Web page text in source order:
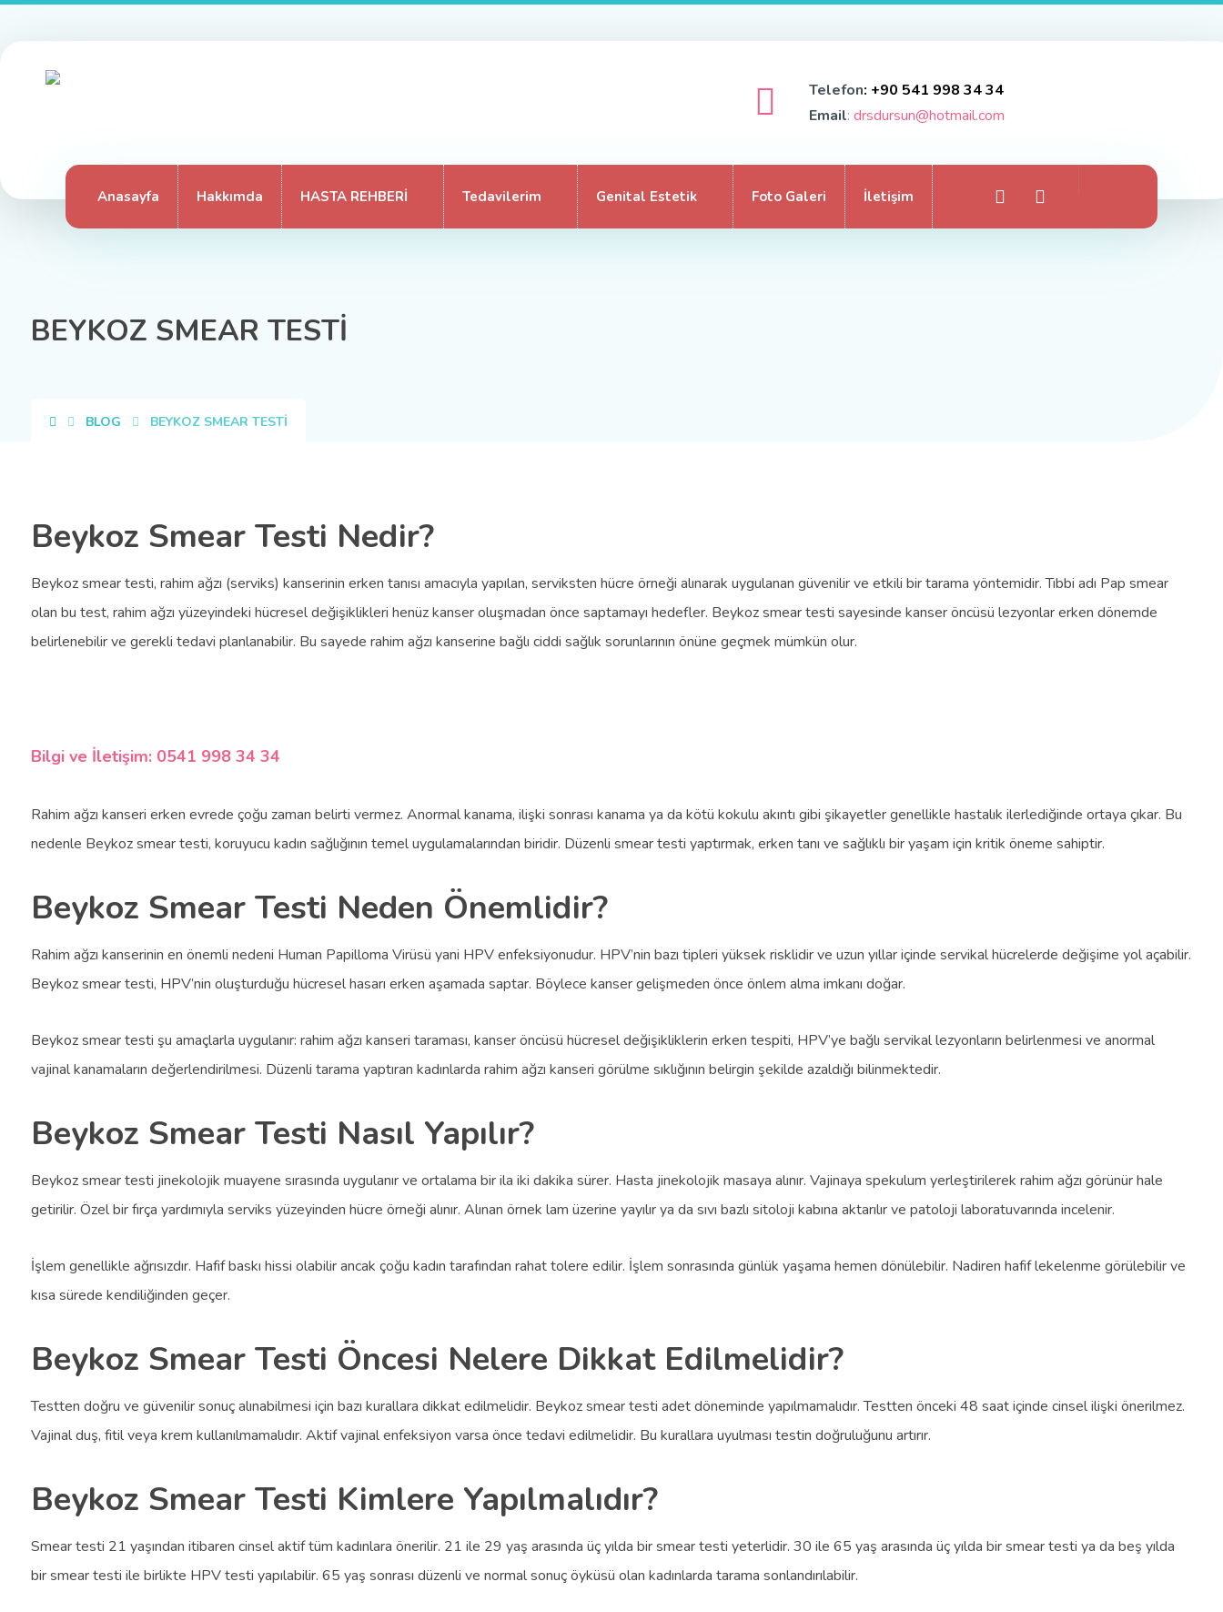
Telefon: +90 541 998 34 34
Email: drsdursun@hotmail.com
Anasayfa Hakkımda HASTA REHBERİ Tedavilerim Genital Estetik Foto Galeri İletişim
BEYKOZ SMEAR TESTİ
BLOG BEYKOZ SMEAR TESTİ
Beykoz Smear Testi Nedir?
Beykoz smear testi, rahim ağzı (serviks) kanserinin erken tanısı amacıyla yapılan, serviksten hücre örneği alınarak uygulanan güvenilir ve etkili bir tarama yöntemidir. Tıbbi adı Pap smear
olan bu test, rahim ağzı yüzeyindeki hücresel değişiklikleri henüz kanser oluşmadan önce saptamayı hedefler. Beykoz smear testi sayesinde kanser öncüsü lezyonlar erken dönemde
belirlenebilir ve gerekli tedavi planlanabilir. Bu sayede rahim ağzı kanserine bağlı ciddi sağlık sorunlarının önüne geçmek mümkün olur.
Bilgi ve İletişim: 0541 998 34 34
Rahim ağzı kanseri erken evrede çoğu zaman belirti vermez. Anormal kanama, ilişki sonrası kanama ya da kötü kokulu akıntı gibi şikayetler genellikle hastalık ilerlediğinde ortaya çıkar. Bu
nedenle Beykoz smear testi, koruyucu kadın sağlığının temel uygulamalarından biridir. Düzenli smear testi yaptırmak, erken tanı ve sağlıklı bir yaşam için kritik öneme sahiptir.
Beykoz Smear Testi Neden Önemlidir?
Rahim ağzı kanserinin en önemli nedeni Human Papilloma Virüsü yani HPV enfeksiyonudur. HPV’nin bazı tipleri yüksek risklidir ve uzun yıllar içinde servikal hücrelerde değişime yol açabilir.
Beykoz smear testi, HPV’nin oluşturduğu hücresel hasarı erken aşamada saptar. Böylece kanser gelişmeden önce önlem alma imkanı doğar.
Beykoz smear testi şu amaçlarla uygulanır: rahim ağzı kanseri taraması, kanser öncüsü hücresel değişikliklerin erken tespiti, HPV’ye bağlı servikal lezyonların belirlenmesi ve anormal
vajinal kanamaların değerlendirilmesi. Düzenli tarama yaptıran kadınlarda rahim ağzı kanseri görülme sıklığının belirgin şekilde azaldığı bilinmektedir.
Beykoz Smear Testi Nasıl Yapılır?
Beykoz smear testi jinekolojik muayene sırasında uygulanır ve ortalama bir ila iki dakika sürer. Hasta jinekolojik masaya alınır. Vajinaya spekulum yerleştirilerek rahim ağzı görünür hale
getirilir. Özel bir fırça yardımıyla serviks yüzeyinden hücre örneği alınır. Alınan örnek lam üzerine yayılır ya da sıvı bazlı sitoloji kabına aktarılır ve patoloji laboratuvarında incelenir.
İşlem genellikle ağrısızdır. Hafif baskı hissi olabilir ancak çoğu kadın tarafından rahat tolere edilir. İşlem sonrasında günlük yaşama hemen dönülebilir. Nadiren hafif lekelenme görülebilir ve
kısa sürede kendiliğinden geçer.
Beykoz Smear Testi Öncesi Nelere Dikkat Edilmelidir?
Testten doğru ve güvenilir sonuç alınabilmesi için bazı kurallara dikkat edilmelidir. Beykoz smear testi adet döneminde yapılmamalıdır. Testten önceki 48 saat içinde cinsel ilişki önerilmez.
Vajinal duş, fitil veya krem kullanılmamalıdır. Aktif vajinal enfeksiyon varsa önce tedavi edilmelidir. Bu kurallara uyulması testin doğruluğunu artırır.
Beykoz Smear Testi Kimlere Yapılmalıdır?
Smear testi 21 yaşından itibaren cinsel aktif tüm kadınlara önerilir. 21 ile 29 yaş arasında üç yılda bir smear testi yeterlidir. 30 ile 65 yaş arasında üç yılda bir smear testi ya da beş yılda
bir smear testi ile birlikte HPV testi yapılabilir. 65 yaş sonrası düzenli ve normal sonuç öyküsü olan kadınlarda tarama sonlandırılabilir.